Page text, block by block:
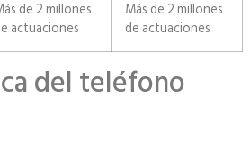
de 2 millones
actuaciones
Más de 2 millones
de actuaciones
del teléfono